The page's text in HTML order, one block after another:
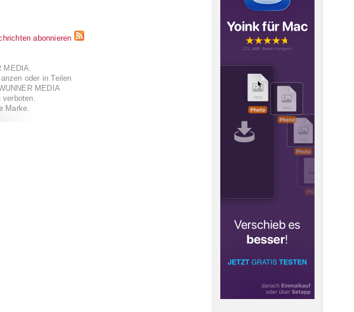
abonnieren
oder in Teilen
MEDIA
Marke.